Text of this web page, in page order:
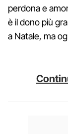
perdona e
è il dono più
a Natale, ma